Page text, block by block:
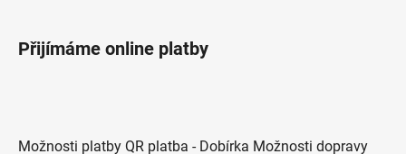
Přijímáme online platby
Možnosti platby QR platba - Dobírka Možnosti dopravy